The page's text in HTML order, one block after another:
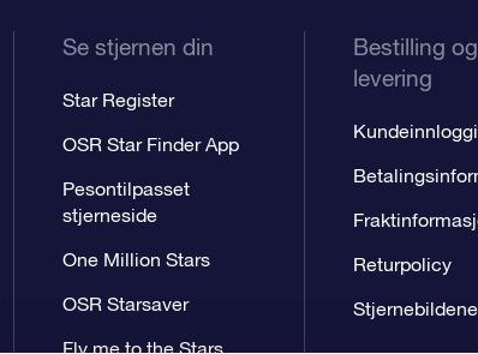
Se stjernen din
Star Register
OSR Star Finder App
Pesontilpasset
stjerneside
One Million Stars
OSR Starsaver
Fly me to the Stars
Bestilling og
levering
Returpolicy
Stjernebildene